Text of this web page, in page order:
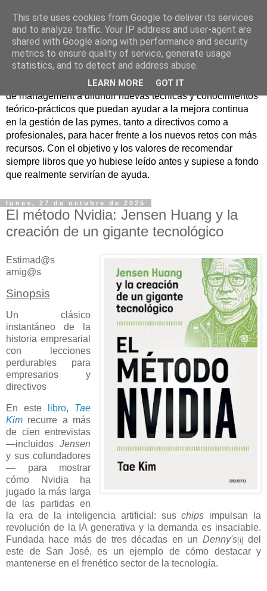
Nuevo Viernes - Nuevo
Libro
Nace con la misión de ayudar mediante la lectura de libros
de management a difundir nuevas técnicas y conocimientos
teórico-prácticos que puedan ayudar a la mejora continua
en la gestión de las pymes, tanto a directivos como a
profesionales, para hacer frente a los nuevos retos con más
recursos. Con el objetivo y los valores de recomendar
siempre libros que yo hubiese leído antes y supiese a fondo
que realmente servirían de ayuda.
lunes, 27 de octubre de 2025
El método Nvidia: Jensen Huang y la
creación de un gigante tecnológico
Estimad@s
amig@s
Sinopsis
Un clásico
instantáneo de la
historia empresarial
con lecciones
perdurables para
empresarios y
directivos
En este libro, Tae
Kim recurre a más
de cien entrevistas
—incluidosJensen
y sus cofundadores
— para mostrar
cómo Nvidia ha
jugado la más larga
de las partidas en
la era de la inteligencia artificial: suschips impulsan la
revolución de la IA generativa y la demanda es insaciable.
Fundada hace más de tres décadas en un Denny's[i] del
este de San José, es un ejemplo de cómo destacar y
mantenerse en el frenético sector de la tecnología.
This site uses cookies from Google to deliver its services
and to analyze traffic. Your IP address and user-agent are
shared with Google along with performance and security
metrics to ensure quality of service, generate usage
statistics, and to detect and address abuse.
LEARN MORE GOT IT